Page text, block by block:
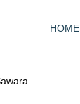
HOME